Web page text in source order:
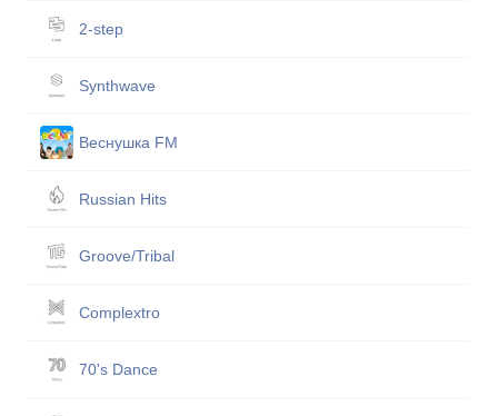
2-step
Synthwave
Веснушка FM
Russian Hits
Groove/Tribal
Complextro
70's Dance